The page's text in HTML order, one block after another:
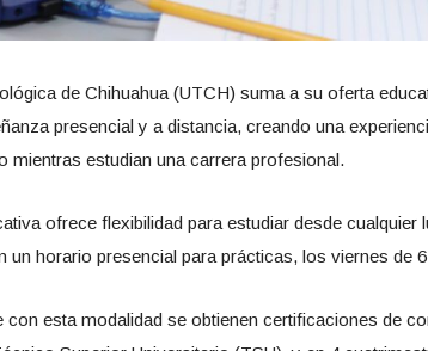
de Chihuahua (UTCH) suma a su oferta
presencial y a distancia, creando una
mientras estudian una carrera profesional.
ofrece flexibilidad para estudiar desde
un horario presencial para prácticas, los viernes de
con esta modalidad se obtienen certificaciones de